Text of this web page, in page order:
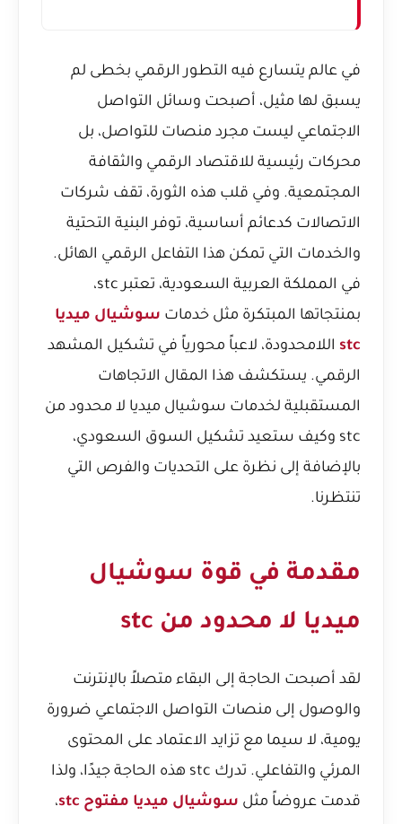
في عالم يتسارع فيه التطور الرقمي بخطى لم
يسبق لها مثيل، أصبحت وسائل التواصل
الاجتماعي ليست مجرد منصات للتواصل، بل
محركات رئيسية للاقتصاد الرقمي والثقافة
المجتمعية. وفي قلب هذه الثورة، تقف شركات
الاتصالات كدعائم أساسية، توفر البنية التحتية
والخدمات التي تمكن هذا التفاعل الرقمي الهائل.
في المملكة العربية السعودية، تعتبر stc،
بمنتجاتها المبتكرة مثل خدمات سوشيال ميديا
stc اللامحدودة، لاعباً محورياً في تشكيل المشهد
الرقمي. يستكشف هذا المقال الاتجاهات
المستقبلية لخدمات سوشيال ميديا لا محدود من
stc وكيف ستعيد تشكيل السوق السعودي،
بالإضافة إلى نظرة على التحديات والفرص التي
تنتظرنا.
مقدمة في قوة سوشيال
ميديا لا محدود من stc
لقد أصبحت الحاجة إلى البقاء متصلاً بالإنترنت
والوصول إلى منصات التواصل الاجتماعي ضرورة
يومية، لا سيما مع تزايد الاعتماد على المحتوى
المرئي والتفاعلي. تدرك stc هذه الحاجة جيدًا، ولذا
قدمت عروضاً مثل سوشيال ميديا مفتوح stc
،